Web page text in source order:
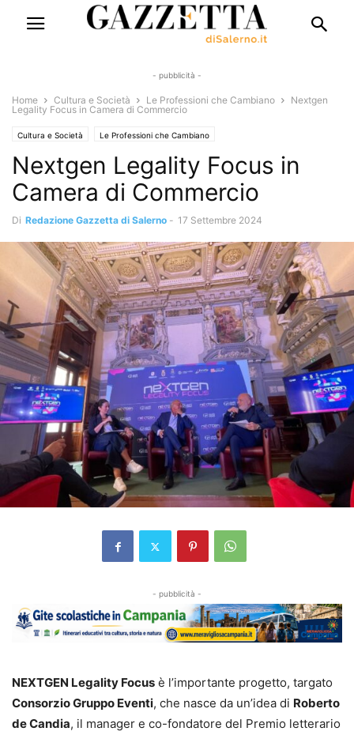
- pubblicità -
Home Cultura e Società Le Professioni che Cambiano
Nextgen
Legality Focus in Camera di Commercio
Cultura e Società Le Professioni che Cambiano
Nextgen Legality Focus in
Camera di Commercio
Di Redazione Gazzetta di Salerno - 17 Settembre 2024
- pubblicità -
NEXTGEN Legality Focus è l’importante progetto, targato
Consorzio Gruppo Eventi, che nasce da un’idea di Roberto
de Candia, il manager e co-fondatore del Premio letterario